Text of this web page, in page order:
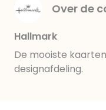
Over de
Hallmark
De mooiste
designafdeling.